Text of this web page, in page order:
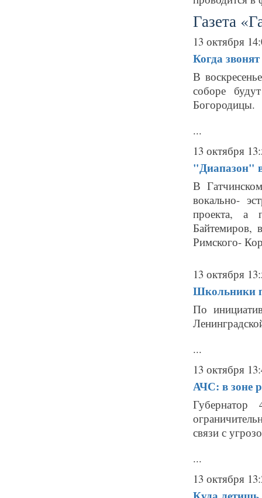
Газета
13 октября
Когда
В
соборе
Богородицы.
...
13 октября
"Диапазон"
В
вокально-
проекта, а
Байтемиров,
Римского-
13 октября
Школьники
По
...
13 октября
АЧС: в зоне
Губернатор
связи с
...
13 октября